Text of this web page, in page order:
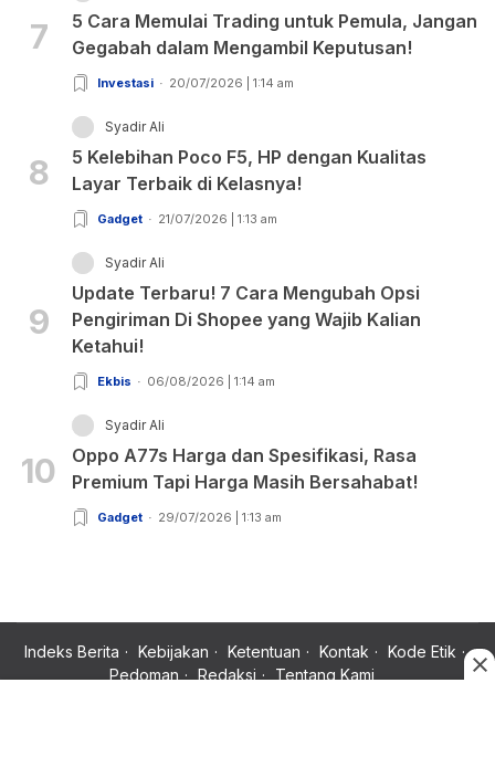
7
5 Cara Memulai Trading untuk Pemula, Jangan
Gegabah dalam Mengambil Keputusan!
Investasi 20/07/2026 | 1:14 am
8
Syadir Ali
5 Kelebihan Poco F5, HP dengan Kualitas
Layar Terbaik di Kelasnya!
Gadget 21/07/2026 | 1:13 am
9
Syadir Ali
Update Terbaru! 7 Cara Mengubah Opsi
Pengiriman Di Shopee yang Wajib Kalian
Ketahui!
Ekbis 06/08/2026 | 1:14 am
10
Syadir Ali
Oppo A77s Harga dan Spesifikasi, Rasa
Premium Tapi Harga Masih Bersahabat!
Gadget 29/07/2026 | 1:13 am
Indeks Berita Kebijakan Ketentuan Kontak
Kode Etik
Pedoman
Redaksi Tentang Kami